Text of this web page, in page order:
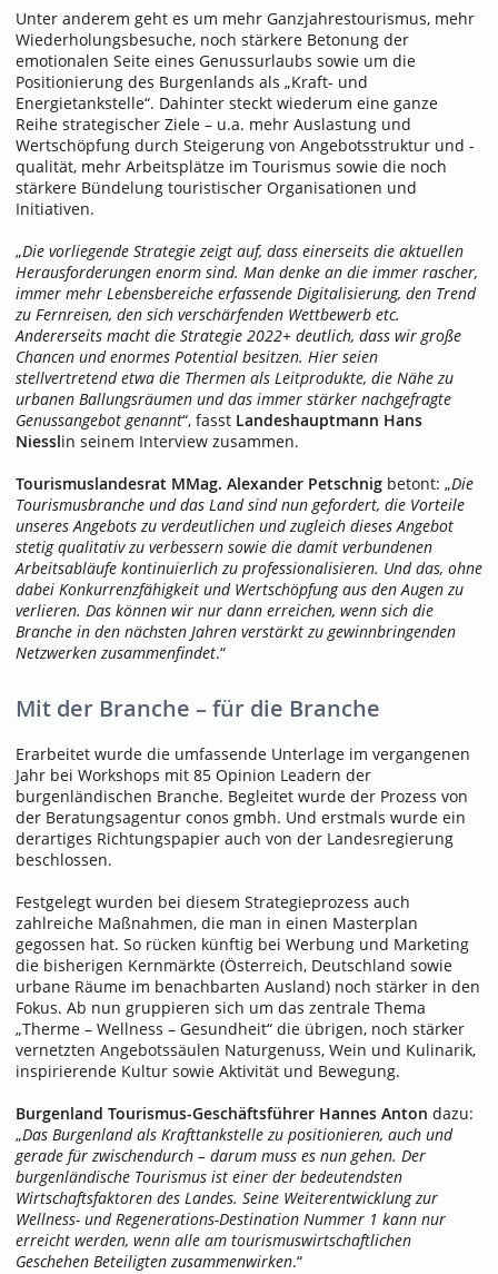
Unter anderem geht es um mehr Ganzjahrestourismus, mehr
Wiederholungsbesuche, noch stärkere Betonung der
emotionalen Seite eines Genussurlaubs sowie um die
Positionierung des Burgenlands als „Kraft- und
Energietankstelle“. Dahinter steckt wiederum eine ganze
Reihe strategischer Ziele – u.a. mehr Auslastung und
Wertschöpfung durch Steigerung von Angebotsstruktur und -
qualität, mehr Arbeitsplätze im Tourismus sowie die noch
stärkere Bündelung touristischer Organisationen und
Initiativen.
„Die vorliegende Strategie zeigt auf, dass einerseits die aktuellen
Herausforderungen enorm sind. Man denke an die immer rascher,
immer mehr Lebensbereiche erfassende Digitalisierung, den Trend
zu Fernreisen, den sich verschärfenden Wettbewerb etc.
Andererseits macht die Strategie 2022+ deutlich, dass wir große
Chancen und enormes Potential besitzen. Hier seien
stellvertretend etwa die Thermen als Leitprodukte, die Nähe zu
urbanen Ballungsräumen und das immer stärker nachgefragte
Genussangebot genannt“, fasst Landeshauptmann Hans
Niesslin seinem Interview zusammen.
Tourismuslandesrat MMag. Alexander Petschnig betont: „Die
Tourismusbranche und das Land sind nun gefordert, die Vorteile
unseres Angebots zu verdeutlichen und zugleich dieses Angebot
stetig qualitativ zu verbessern sowie die damit verbundenen
Arbeitsabläufe kontinuierlich zu professionalisieren. Und das, ohne
dabei Konkurrenzfähigkeit und Wertschöpfung aus den Augen zu
verlieren. Das können wir nur dann erreichen, wenn sich die
Branche in den nächsten Jahren verstärkt zu gewinnbringenden
Netzwerken zusammenfindet.“
Mit der Branche – für die Branche
Erarbeitet wurde die umfassende Unterlage im vergangenen
Jahr bei Workshops mit 85 Opinion Leadern der
burgenländischen Branche. Begleitet wurde der Prozess von
der Beratungsagentur conos gmbh. Und erstmals wurde ein
derartiges Richtungspapier auch von der Landesregierung
beschlossen.
Festgelegt wurden bei diesem Strategieprozess auch
zahlreiche Maßnahmen, die man in einen Masterplan
gegossen hat. So rücken künftig bei Werbung und Marketing
die bisherigen Kernmärkte (Österreich, Deutschland sowie
urbane Räume im benachbarten Ausland) noch stärker in den
Fokus. Ab nun gruppieren sich um das zentrale Thema
„Therme – Wellness – Gesundheit“ die übrigen, noch stärker
vernetzten Angebotssäulen Naturgenuss, Wein und Kulinarik,
inspirierende Kultur sowie Aktivität und Bewegung.
Burgenland Tourismus-Geschäftsführer Hannes Anton dazu:
„Das Burgenland als Krafttankstelle zu positionieren, auch und
gerade für zwischendurch – darum muss es nun gehen. Der
burgenländische Tourismus ist einer der bedeutendsten
Wirtschaftsfaktoren des Landes. Seine Weiterentwicklung zur
Wellness- und Regenerations-Destination Nummer 1 kann nur
erreicht werden, wenn alle am tourismuswirtschaftlichen
Geschehen Beteiligten zusammenwirken.“